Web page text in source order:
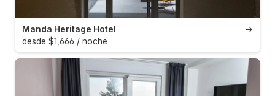
→
Manda Heritage Hotel
desde $1,666 / noche